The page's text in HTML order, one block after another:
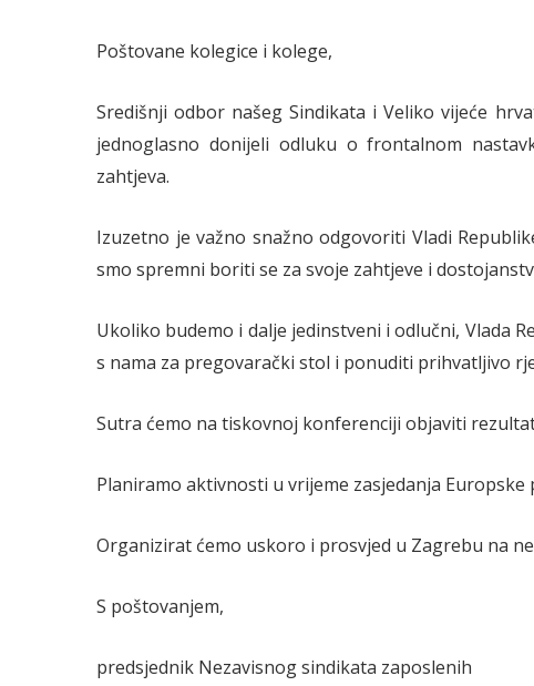
Poštovane kolegice i kolege,
Središnji odbor našeg Sindikata i Veliko vijeće
jednoglasno donijeli odluku o frontalnom
zahtjeva.
Izuzetno je važno snažno odgovoriti Vladi
smo spremni boriti se za svoje zahtjeve i
Ukoliko budemo i dalje jedinstveni i odlučni, Vlada
s nama za pregovarački stol i ponuditi prihvatljivo
Sutra ćemo na tiskovnoj konferenciji objaviti
Planiramo aktivnosti u vrijeme zasjedanja
Organizirat ćemo uskoro i prosvjed u Zagrebu na
S poštovanjem,
predsjednik Nezavisnog sindikata zaposlenih